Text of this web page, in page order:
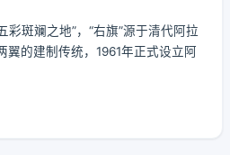
彩斑斓之地”，“右旗”源于清代阿拉
翼的建制传统，1961年正式设立阿